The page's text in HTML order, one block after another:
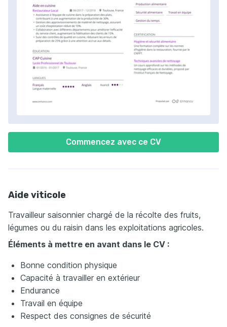
Commencez avec ce CV
Aide viticole
Travailleur saisonnier chargé de la récolte des fruits,
légumes ou du raisin dans les exploitations agricoles.
Éléments à mettre en avant dans le CV :
Bonne condition physique
Capacité à travailler en extérieur
Endurance
Travail en équipe
Respect des consignes de sécurité